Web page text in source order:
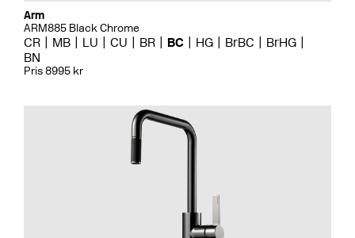
Arm
ARM885 Black Chrome
CR MB LU CU BR BC HG BrBC
BrHG
BN
Pris 8995 kr